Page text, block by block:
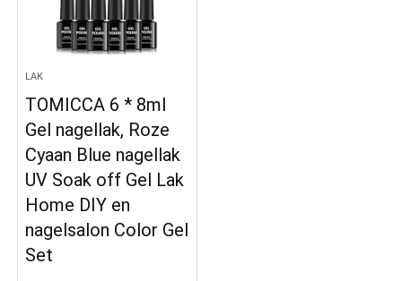
LAK
TOMICCA 6 * 8ml
Gel nagellak, Roze
Cyaan Blue nagellak
UV Soak off Gel Lak
Home DIY en
nagelsalon Color Gel
Set